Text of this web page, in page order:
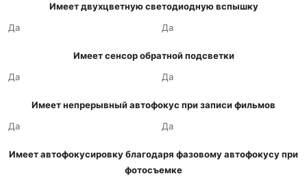
Имеет двухцветную светодиодную вспышку
Да
Да
Имеет сенсор обратной подсветки
Да
Да
Имеет непрерывный автофокус при записи фильмов
Да
Да
Имеет автофокусировку благодаря фазовому автофокусу при
фотосъемке